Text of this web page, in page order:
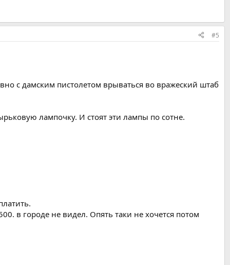
#5
с дамским пистолетом врываться во вражеский штаб
лампочку. И стоят эти лампы по сотне.
в городе не видел. Опять таки не хочется потом